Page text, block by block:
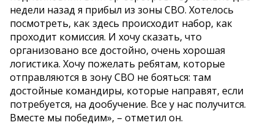
недели назад я прибыл из зоны СВО. Хотелось
посмотреть, как здесь происходит набор, как
проходит комиссия. И хочу сказать, что
организовано все достойно, очень хорошая
логистика. Хочу пожелать ребятам, которые
отправляются в зону СВО не бояться: там
достойные командиры, которые направят, если
потребуется, на дообучение. Все у нас получится.
Вместе мы победим», – отметил он.